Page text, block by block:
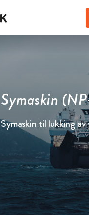
Symaskin
Symaskin til lukking av